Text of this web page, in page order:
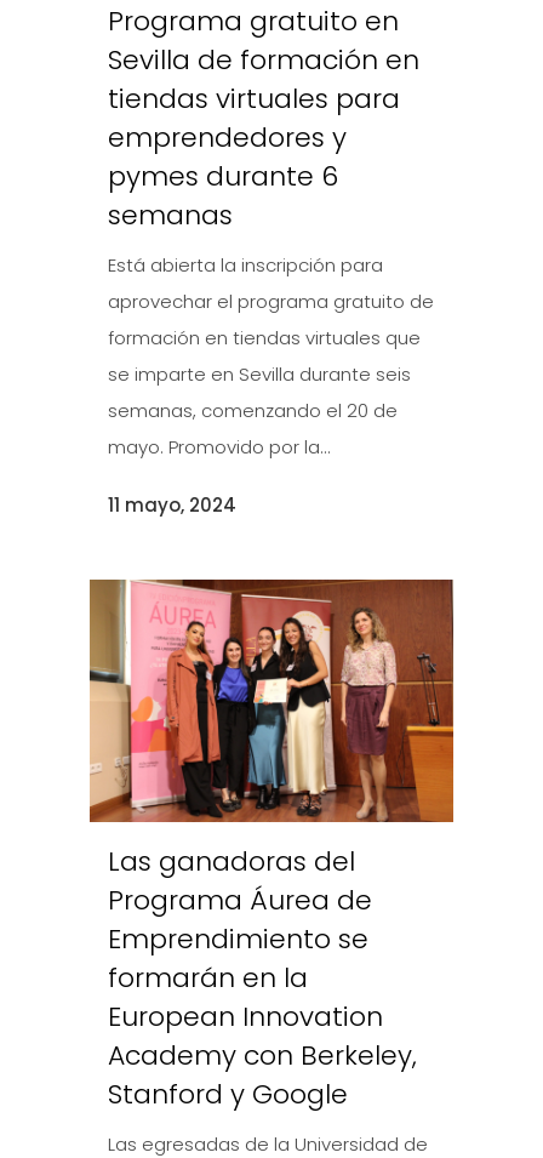
Programa gratuito en
Sevilla de formación en
tiendas virtuales para
emprendedores y
pymes durante 6
semanas
Está abierta la inscripción para
aprovechar el programa gratuito de
formación en tiendas virtuales que
se imparte en Sevilla durante seis
semanas, comenzando el 20 de
mayo. Promovido por la...
11 mayo, 2024
Las ganadoras del
Programa Áurea de
Emprendimiento se
formarán en la
European Innovation
Academy con Berkeley,
Stanford y Google
Las egresadas de la Universidad de